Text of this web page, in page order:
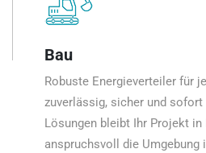
Bau
Robuste Energieverteiler für
zuverlässig, sicher und
Lösungen bleibt Ihr Projekt in
anspruchsvoll die Umgebung